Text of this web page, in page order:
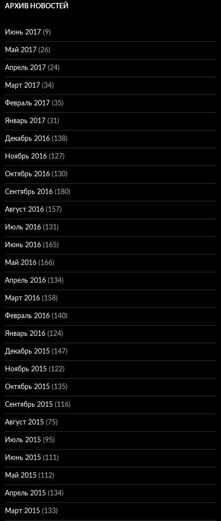
АРХИВ НОВОСТЕЙ
Июнь 2017 (9)
Май 2017 (26)
Апрель 2017 (24)
Март 2017 (34)
Февраль 2017 (35)
Январь 2017 (31)
Декабрь 2016 (138)
Ноябрь 2016 (127)
Октябрь 2016 (130)
Сентябрь 2016 (180)
Август 2016 (157)
Июль 2016 (131)
Июнь 2016 (165)
Май 2016 (166)
Апрель 2016 (134)
Март 2016 (158)
Февраль 2016 (140)
Январь 2016 (124)
Декабрь 2015 (147)
Ноябрь 2015 (122)
Октябрь 2015 (135)
Сентябрь 2015 (116)
Август 2015 (75)
Июль 2015 (95)
Июнь 2015 (111)
Май 2015 (112)
Апрель 2015 (134)
Март 2015 (133)